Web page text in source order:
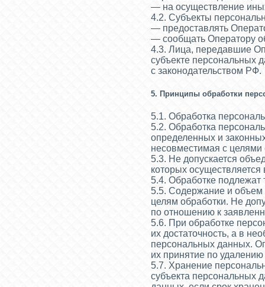
— на осуществление
4.2. Субъекты
— предоставлять
— сообщать Оператору
4.3. Лица, передавшие
субъекте персональных
с законодательством РФ.
5. Принципы обработки
5.1. Обработка
5.2. Обработка
определенных и
несовместимая с
5.3. Не допускается
которых
5.4. Обработке подлежат
5.5. Содержание и объем
целям обработки. Не
по отношению к
5.6. При обработке
их достаточность, а в
персональных данных.
их принятие по
5.7. Хранение
субъекта персональных